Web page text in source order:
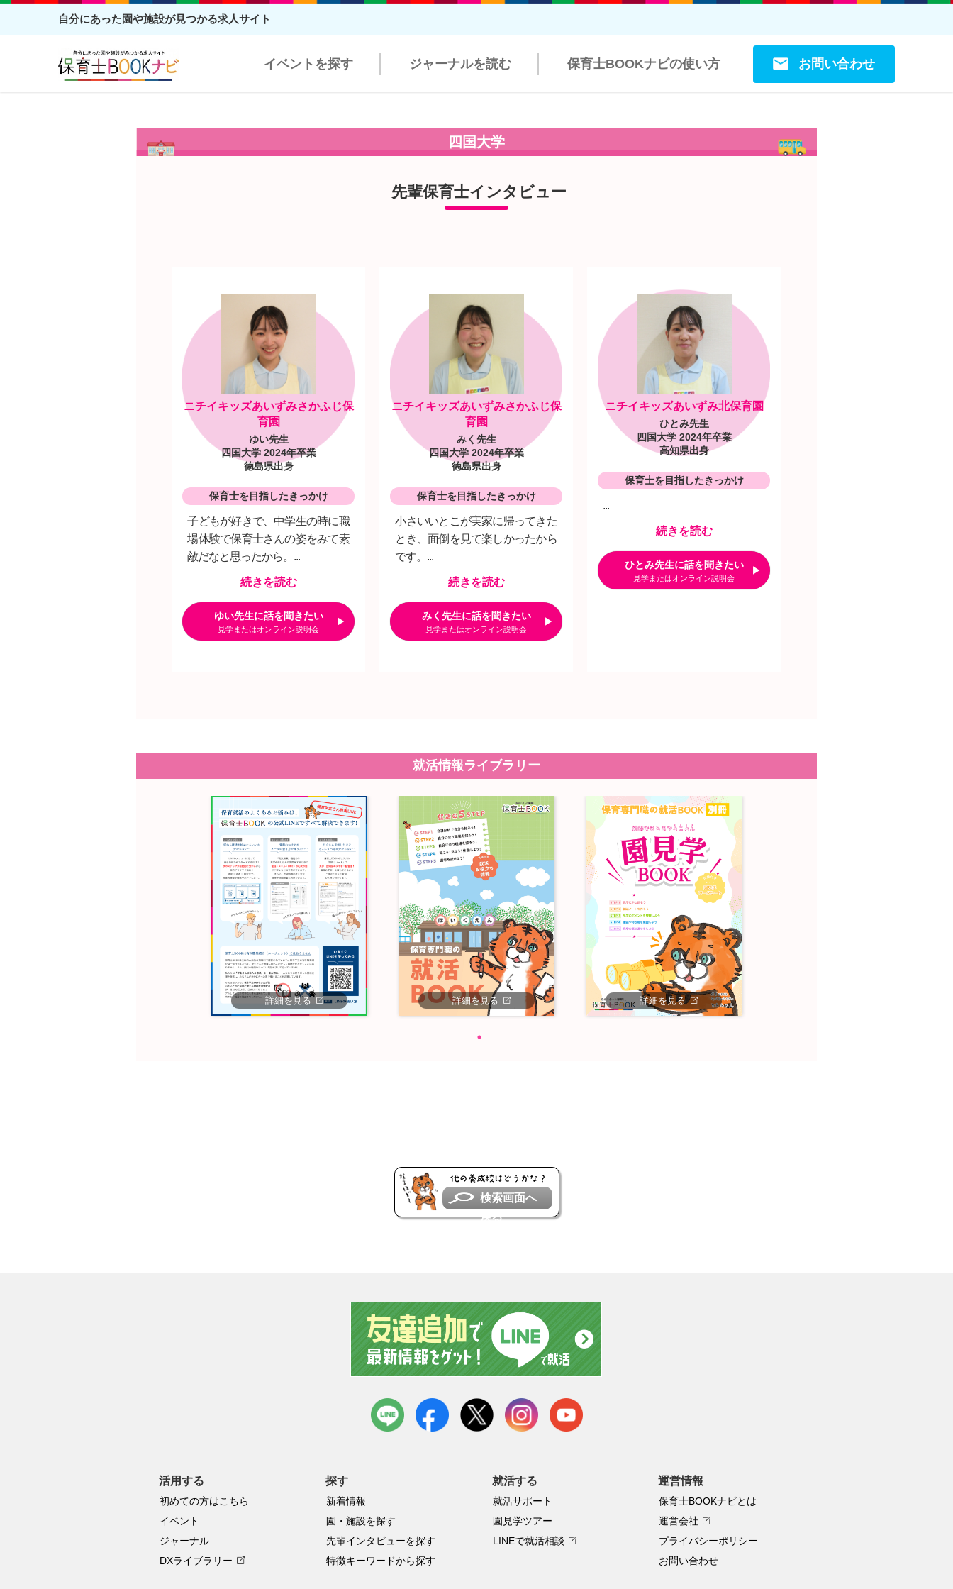
自分にあった園や施設が見つかる求人サイト
イベントを探す ジャーナルを読む 保育士BOOKナビの使い方 お問い合わせ
四国大学
先輩保育士インタビュー
ニチイキッズあいずみさかふじ保
育園
ゆい先生
四国大学 2024年卒業
徳島県出身
保育士を目指したきっかけ
子どもが好きで、中学生の時に職
場体験で保育士さんの姿をみて素
敵だなと思ったから。...
続きを読む
ゆい先生に話を聞きたい
見学またはオンライン説明会
ニチイキッズあいずみさかふじ保
育園
みく先生
四国大学 2024年卒業
徳島県出身
保育士を目指したきっかけ
小さいいとこが実家に帰ってきた
とき、面倒を見て楽しかったから
です。...
続きを読む
みく先生に話を聞きたい
見学またはオンライン説明会
ニチイキッズあいずみ北保育園
ひとみ先生
四国大学 2024年卒業
高知県出身
保育士を目指したきっかけ
...
続きを読む
ひとみ先生に話を聞きたい
見学またはオンライン説明会
就活情報ライブラリー
詳細を見る 詳細を見る 詳細を見る
検索画面へ
戻る
LINE facebook instagramyoutube
活用する
初めての方はこちら
イベント
ジャーナル
DXライブラリー
探す
新着情報
園・施設を探す
先輩インタビューを探す
特徴キーワードから探す
就活する
就活サポート
園見学ツアー
LINEで就活相談
運営情報
保育士BOOKナビとは
運営会社
プライバシーポリシー
お問い合わせ